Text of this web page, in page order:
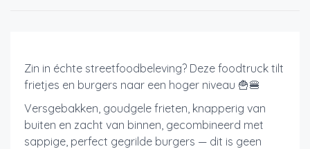
Zin in échte streetfoodbeleving? Deze foodtruck tilt
frietjes en burgers naar een hoger niveau 🍟🍔
Versgebakken, goudgele frieten, knapperig van
buiten en zacht van binnen, gecombineerd met
sappige, perfect gegrilde burgers — dit is geen